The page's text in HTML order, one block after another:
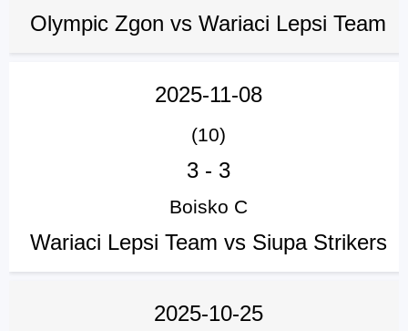
Olympic Zgon vs Wariaci Lepsi Team
2025-11-08
(10)
3- 3
Boisko C
Wariaci Lepsi Team vs Siupa Strikers
2025-10-25